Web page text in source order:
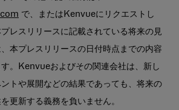
で、またはKenvueにリクエストし
レスリリースに記載されている将来の見
本プレスリリースの日付時点までの内容
。Kenvueおよびその関連会社は、新し
トや展開などの結果であっても、将来の
更新する義務を負いません。